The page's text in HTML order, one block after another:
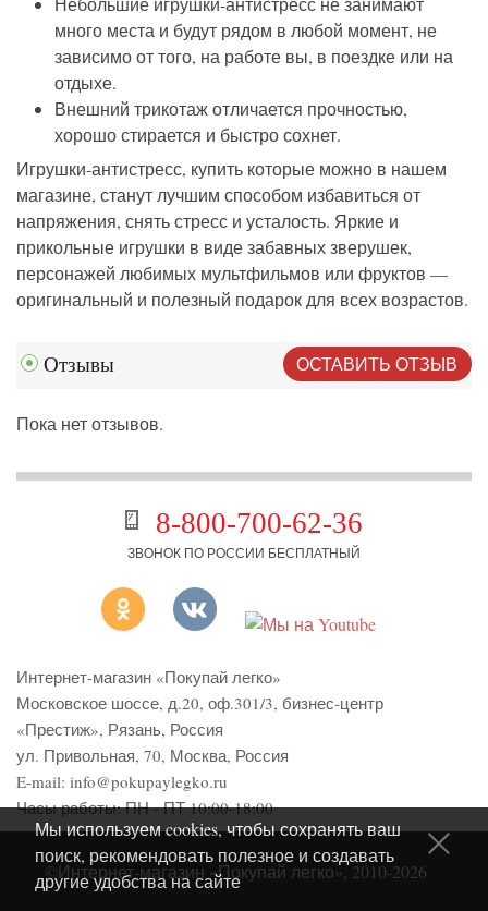
много места и будут рядом в любой момент, не
зависимо от того, на работе вы, в поездке или на
отдыхе.
Внешний трикотаж отличается прочностью,
хорошо стирается и быстро сохнет.
Игрушки-антистресс, купить которые можно в нашем
магазине, станут лучшим способом избавиться от
напряжения, снять стресс и усталость. Яркие и
прикольные игрушки в виде забавных зверушек,
персонажей любимых мультфильмов или фруктов —
оригинальный и полезный подарок для всех возрастов.
Отзывы ОСТАВИТЬ ОТЗЫВ
Пока нет отзывов.
8-800-700-62-36
ЗВОНОК ПО РОССИИ БЕСПЛАТНЫЙ
Интернет-магазин «Покупай легко»
Московское шоссе, д.20, оф.301/3, бизнес-центр
«Престиж», Рязань, Россия
ул. Привольная, 70, Москва, Россия
E-mail: info@pokupaylegko.ru
Часы работы:ПН - ПТ 10:00-18:00
©Интернет-магазин «Покупай легко», 2010-2026
Мы используем cookies, чтобы сохранять ваш
поиск, рекомендовать полезное и создавать
другие удобства на сайте